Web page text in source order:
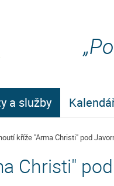
a služby
kříže "Arma Christi" pod
Christi"